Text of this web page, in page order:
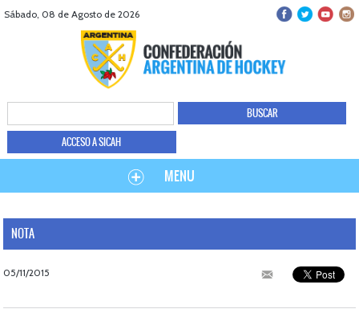
Sábado, 08 de Agosto de 2026
ACCESO A SICAH
MENU
NOTA
05/11/2015